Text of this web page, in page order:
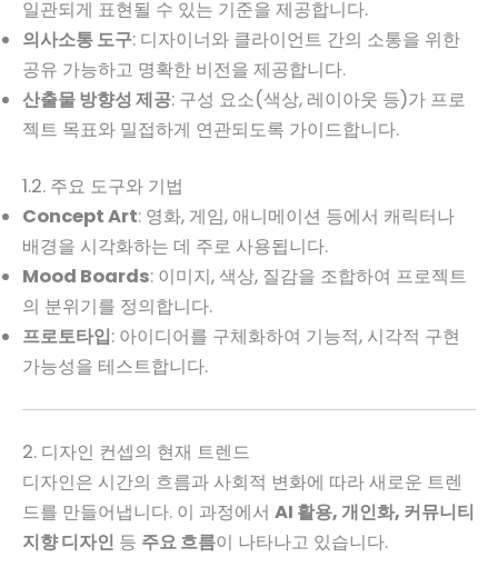
일관되게 표현될 수 있는 기준을 제공합니다.
의사소통 도구: 디자이너와 클라이언트 간의 소통을 위한
공유 가능하고 명확한 비전을 제공합니다.
산출물 방향성 제공: 구성 요소(색상, 레이아웃 등)가 프로
젝트 목표와 밀접하게 연관되도록 가이드합니다.
1.2. 주요 도구와 기법
Concept Art: 영화, 게임, 애니메이션 등에서 캐릭터나
배경을 시각화하는 데 주로 사용됩니다.
Mood Boards: 이미지, 색상, 질감을 조합하여 프로젝트
의 분위기를 정의합니다.
프로토타입: 아이디어를 구체화하여 기능적, 시각적 구현
가능성을 테스트합니다.
2. 디자인 컨셉의 현재 트렌드
디자인은 시간의 흐름과 사회적 변화에 따라 새로운 트렌
드를 만들어냅니다. 이 과정에서 AI 활용, 개인화, 커뮤니티
지향 디자인 등 주요 흐름이 나타나고 있습니다.